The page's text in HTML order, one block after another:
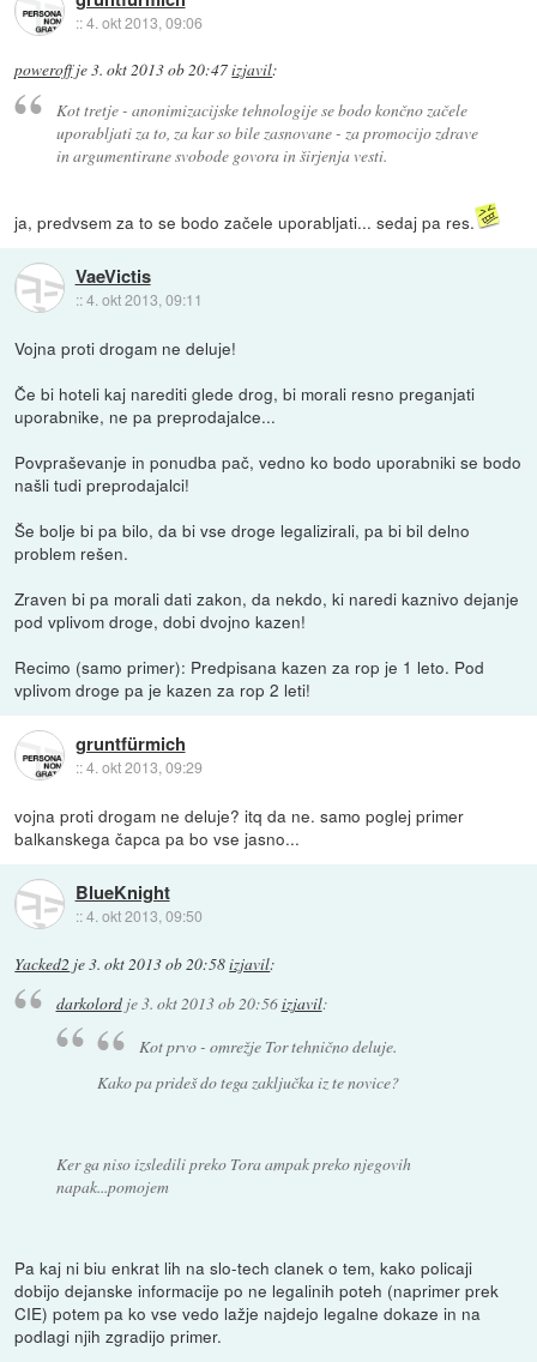
::4. okt 2013, 09:06
poweroffje3. okt 2013 ob 20:47izjavil:
Kot tretje - anonimizacijske tehnologije se bodo končno začele
uporabljati za to, za kar so bile zasnovane - za promocijo zdrave
in argumentirane svobode govora in širjenja vesti.
ja, predvsem za to se bodo začele uporabljati... sedaj pa res.
VaeVictis
::4. okt 2013, 09:11
Vojna proti drogam ne deluje!
Če bi hoteli kaj narediti glede drog, bi morali resno preganjati
uporabnike, ne pa preprodajalce...
Povpraševanje in ponudba pač, vedno ko bodo uporabniki se bodo
našli tudi preprodajalci!
Še bolje bi pa bilo, da bi vse droge legalizirali, pa bi bil delno
problem rešen.
Zraven bi pa morali dati zakon, da nekdo, ki naredi kaznivo dejanje
pod vplivom droge, dobi dvojno kazen!
Recimo (samo primer): Predpisana kazen za rop je 1 leto. Pod
vplivom droge pa je kazen za rop 2 leti!
gruntfürmich
::4. okt 2013, 09:29
vojna proti drogam ne deluje? itq da ne. samo poglej primer
balkanskega čapca pa bo vse jasno...
BlueKnight
::4. okt 2013, 09:50
Yacked2 je3. okt 2013 ob 20:58izjavil:
darkolordje3. okt 2013 ob 20:56izjavil:
Kot prvo - omrežje Tor tehnično deluje.
Kako pa prideš do tega zaključka iz te novice?
Ker ga niso izsledili preko Tora ampak preko njegovih
napak...pomojem
Pa kaj ni biu enkrat lih na slo-tech clanek o tem, kako policaji
dobijo dejanske informacije po ne legalinih poteh (naprimer prek
CIE) potem pa ko vse vedo lažje najdejo legalne dokaze in na
podlagi njih zgradijo primer.